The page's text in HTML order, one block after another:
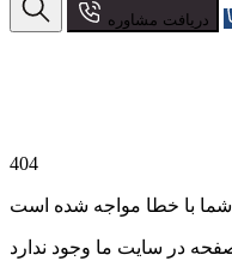
دریافت مشاوره
404